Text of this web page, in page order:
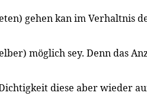
gehen kan im Verhaltnis
möglich sey. Denn das
diese aber wieder